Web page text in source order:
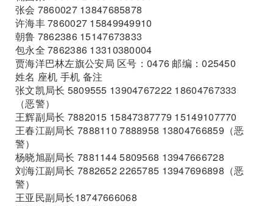
张会 7860027 13847685878
许海丰 7860027 15849949910
朝鲁 7862386 15147673833
包永全 7862386 13310380004
贾海洋巴林左旗公安局 区号：0476 邮编：025450
姓名 座机 手机 备注
张文凯局长 5809555 13904767222 18604767333
（恶警）
王辉副局长 7882015 15847387779 15149107770
王春江副局长 7888110 7888958 13804766859（恶
警）
杨晓旭副局长 7881144 5809568 13947666728
刘海江副局长 7882652 2265785 13947696898（恶
警）
王亚民副局长18747666068